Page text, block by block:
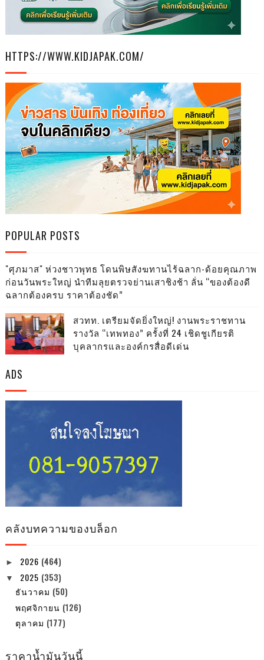
HTTPS://WWW.KIDJAPAK.COM/
POPULAR POSTS
"ศุภมาส" ห่วงชาวพุทธ โดนพิษสังฆทานไร้ฉลาก-ด้อยคุณภาพ
ก่อนวันพระใหญ่ นำทีมลุยตรวจย่านเสาชิงช้า ลั่น “ของต้องดี
ฉลากต้องครบ ราคาต้องชัด”
สวทท. เตรียมจัดยิ่งใหญ่! งานพระราชทาน
รางวัล “เทพทอง” ครั้งที่ 24 เชิดชูเกียรติ
บุคลากรและองค์กรสื่อดีเด่น
ADS
คลังบทความของบล็อก
► 2026 (464)
▼ 2025 (353)
ธันวาคม (50)
พฤศจิกายน (126)
ตุลาคม (177)
ราคาน้ำมันวันนี้